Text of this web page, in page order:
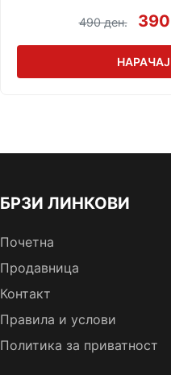
490 ден.
НАРАЧАЈ
БРЗИ ЛИНКОВИ
Почетна
Продавница
Контакт
Правила и услови
Политика за приватност